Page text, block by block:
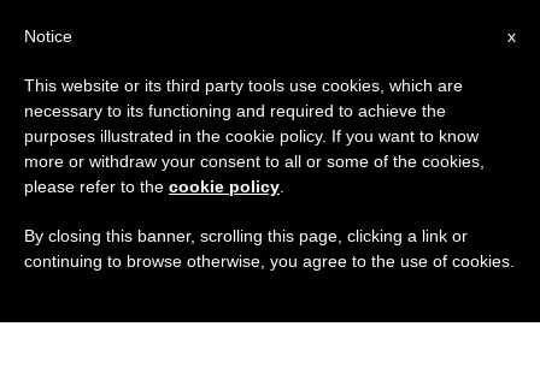
x
Notice
This website or its third party tools use cookies, which are
necessary to its functioning and required to achieve the
purposes illustrated in the cookie policy. If you want to know
more or withdraw your consent to all or some of the cookies,
please refer to the cookie policy
By closing this banner, scrolling this page, clicking a link or
continuing to browse otherwise, you agree to the use of cookies.